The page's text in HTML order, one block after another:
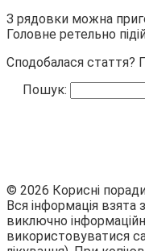
З рядовки можна
Головне ретельно
Сподобалася стаття?
Пошук:
© 2026 Корисні
Вся інформація взята
виключно
використовуватися